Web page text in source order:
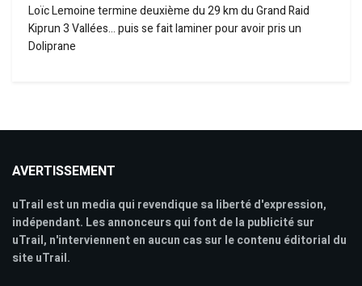
Loïc Lemoine termine deuxième du 29 km du Grand Raid
Kiprun 3 Vallées… puis se fait laminer pour avoir pris un
Doliprane
AVERTISSEMENT
uTrail est un media qui revendique sa liberté d'expression,
indépendant. Les annonceurs qui font de la publicité sur
uTrail, n'interviennent en aucun cas sur le contenu éditorial du
site uTrail.